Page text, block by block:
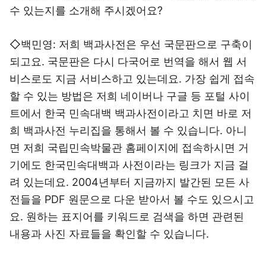
수 있는지를 소개해 주시겠어요?
◇백민영: 저희 백과사전은 우선 국문판으로 구축이
되고요. 국문판은 다시 다국어로 번역을 해서 웹 서
비스로도 지금 서비스하고 있는데요. 가장 쉽게 접속
할 수 있는 방법은 저희 네이버나 구글 등 포털 사이
트에서 한국 민속대백 백과사전이라고 치면 바로 저
희 백과사전 누리집을 통해서 볼 수 있습니다. 아니
면 저희 국립민속박물관 홈페이지에 접속하시면 거
기에도 한국민속대백과 사전이라는 링크가 지금 걸
려 있는데요. 2004년부터 지금까지 발간된 모든 사
전들을 PDF 원문으로 다운 받아서 볼 수도 있으시고
요. 원하는 표지어를 키워드로 검색을 하면 관련된
내용과 사진 자료들을 확인할 수 있습니다.